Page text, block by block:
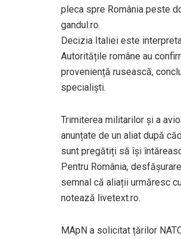
pleca spre România peste
gandul.ro.
Decizia Italiei este
Autoritățile române au
proveniență rusească,
specialiști.
Trimiterea militarilor și a
anunțate de un aliat după
sunt pregătiți să își
Pentru România,
semnal că aliații urmăresc
notează livetext.ro.
MApN a solicitat țărilor